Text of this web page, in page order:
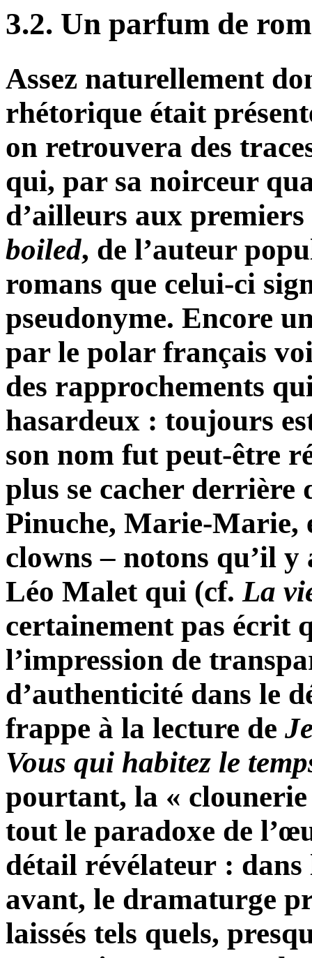
3.2. Un parfum de
Assez naturellement
rhétorique était
on retrouvera des
qui, par sa noirceur
d’ailleurs aux
boiled, de l’auteur
romans que celui-ci
pseudonyme. Encore
par le polar français
des rapprochements
hasardeux : toujours
son nom fut peut-être
plus se cacher derrière
Pinuche, Marie-Marie,
clowns – notons qu’il
Léo Malet qui (cf. La
certainement pas écrit
l’impression de
d’authenticité dans le
frappe à la lecture de
Vous qui habitez le
pourtant, la « clounerie
tout le paradoxe de
détail révélateur : dans
avant, le dramaturge
laissés tels quels,